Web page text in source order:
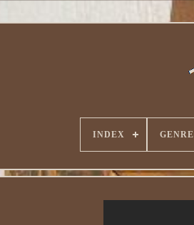
INDEX GENRE